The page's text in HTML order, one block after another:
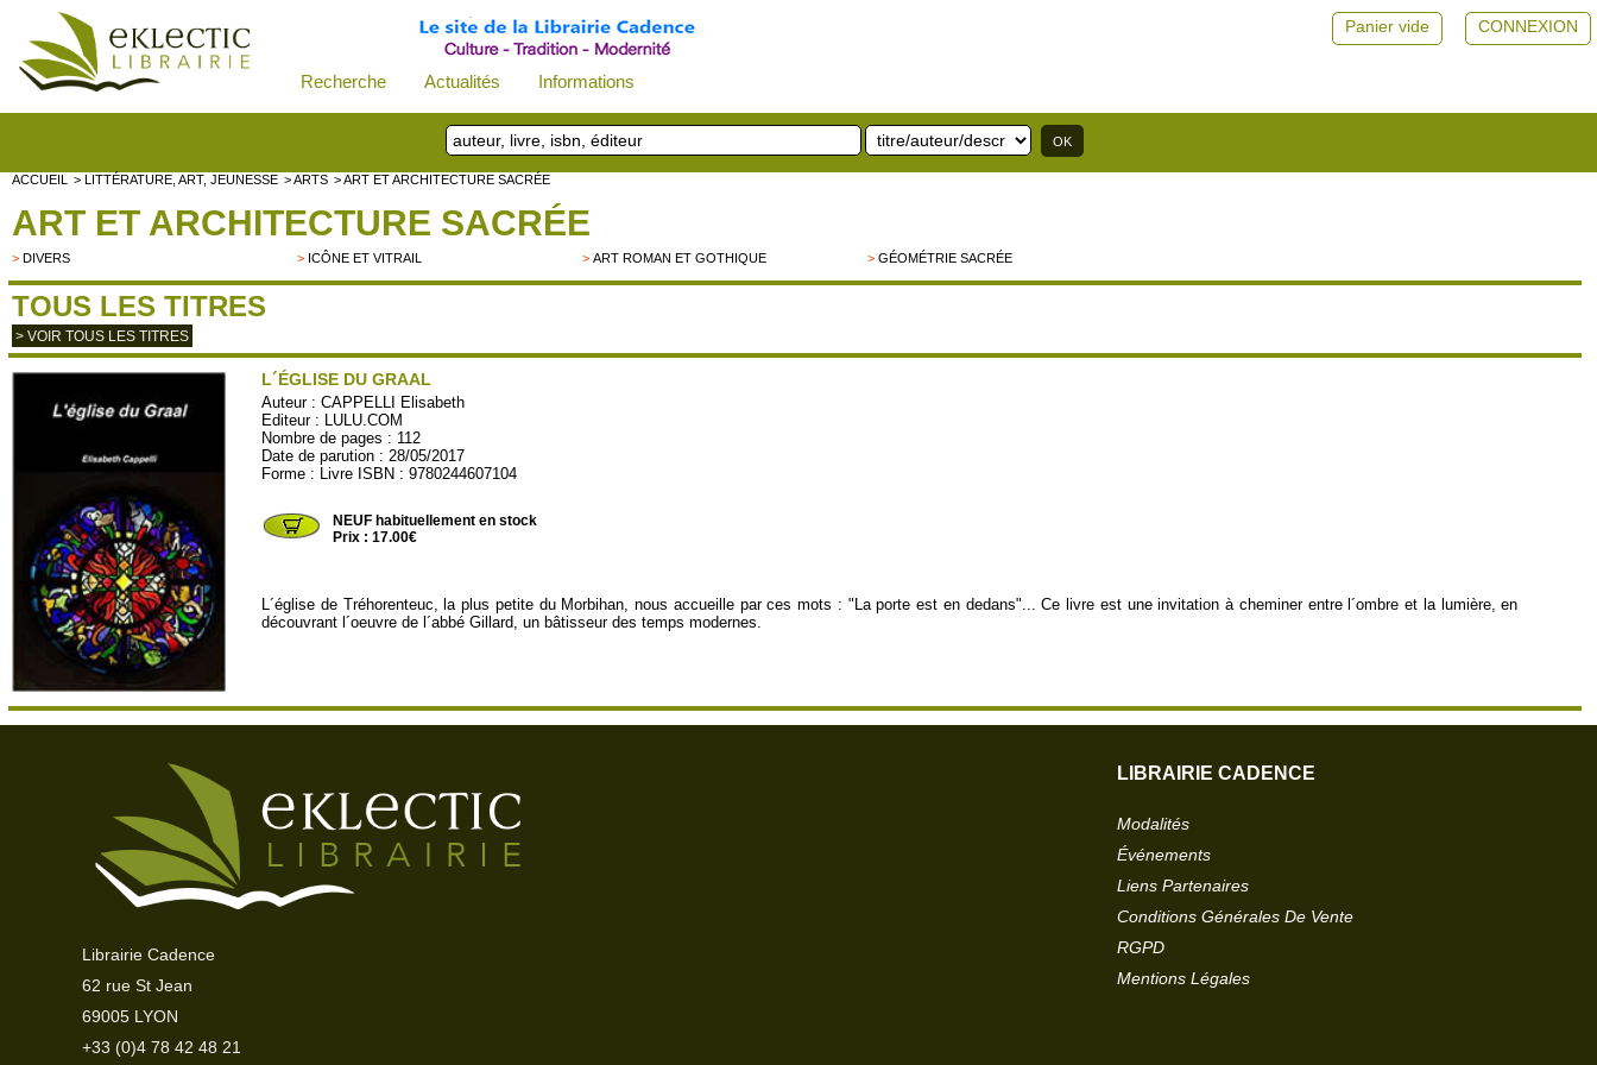
Recherche Actualités Informations
CONNEXION
Panier vide
ACCUEIL > LITTÉRATURE, ART, JEUNESSE > ARTS > ART ET ARCHITECTURE SACRÉE
ART ET ARCHITECTURE SACRÉE
> DIVERS > ICÔNE ET VITRAIL >ART ROMAN ET GOTHIQUE >GÉOMÉTRIE SACRÉE
TOUS LES TITRES
> VOIR TOUS LES TITRES
L´ÉGLISE DU GRAAL
Auteur :CAPPELLI Elisabeth
Editeur : LULU.COM
Nombre de pages : 112
Date de parution : 28/05/2017
Forme : Livre ISBN : 9780244607104
NEUF habituellement en stock
Prix : 17.00€
L´église de Tréhorenteuc, la plus petite du Morbihan, nous accueille par ces mots : "La porte est en dedans"... Ce livre est une invitation à cheminer entre l´ombre et la lumière, en
découvrant l´oeuvre de l´abbé Gillard, un bâtisseur des temps modernes.
Librairie Cadence
62 rue St Jean
69005 LYON
+33 (0)4 78 42 48 21
LIBRAIRIE CADENCE
Modalités
Événements
Liens Partenaires
Conditions Générales De Vente
RGPD
Mentions Légales